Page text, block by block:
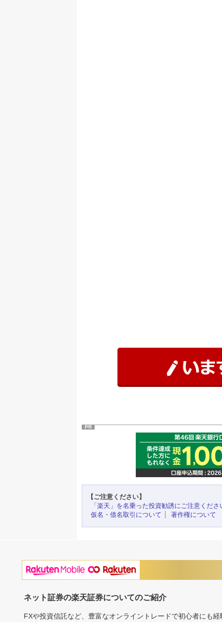
PR
【ご注意ください】
「楽天」を名乗った投資勧誘にご注意くださ
仮名・借名取引について
著作権について
ネット証券の楽天証券についてのご紹介
FXや投資信託など、豊富なオンライントレードで初心者にも